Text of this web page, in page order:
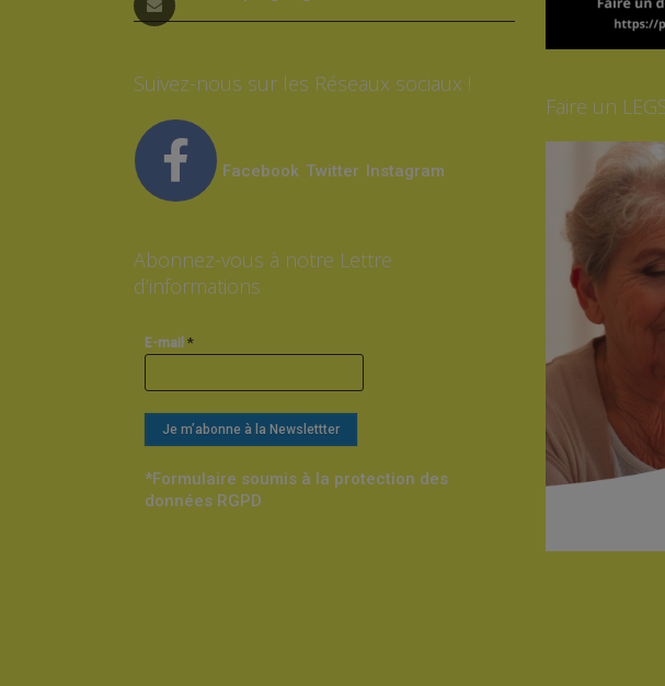
Suivez-nous sur les Réseaux sociaux !
Facebook Twitter Instagram
Abonnez-vous à notre Lettre
d’informations
E-mail *
*Formulaire soumis à la protection des
données RGPD
Faire un